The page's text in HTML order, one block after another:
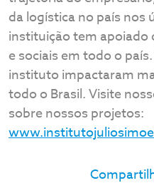
da logística no país nos
instituição tem apoiado
e sociais em todo o
instituto impactaram
todo o Brasil. Visite
sobre nossos projetos: